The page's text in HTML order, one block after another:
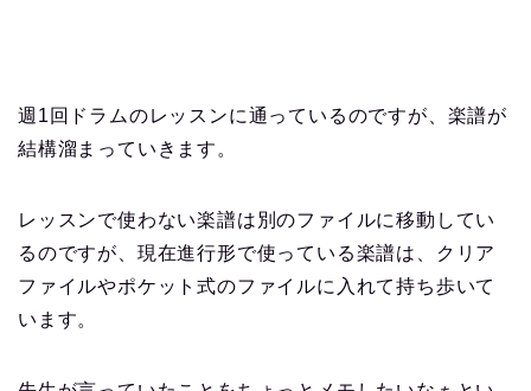
週1回ドラムのレッスンに通っているのですが、楽譜が
結構溜まっていきます。
レッスンで使わない楽譜は別のファイルに移動してい
るのですが、現在進行形で使っている楽譜は、クリア
ファイルやポケット式のファイルに入れて持ち歩いて
います。